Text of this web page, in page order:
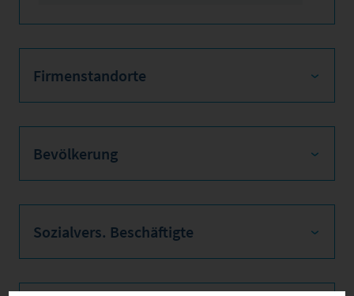
Firmenstandorte
Bevölkerung
Sozialvers. Beschäftigte